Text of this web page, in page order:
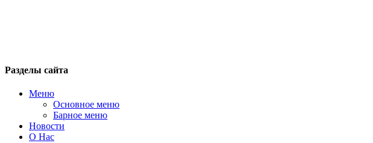
Разделы сайта
Меню
Основное меню
Барное меню
Новости
О Нас